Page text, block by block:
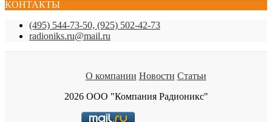
КОНТАКТЫ
(495) 544-73-50, (925) 502-42-73
radioniks.ru@mail.ru
О компании Новости Статьи
2026 ООО "Компания Радионикс"